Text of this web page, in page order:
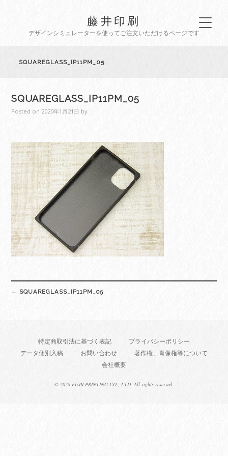
藤井印刷
デザインシミュレーターを使ってご注文いただけるページです
SQUAREGLASS_IP11PM_05
SQUAREGLASS_IP11PM_05
Posted on 2020年1月21日 by
navigation
← SQUAREGLASS_IP11PM_05
特定商取引法に基づく表記
プライバシーポリシー
データ個別入稿
お問い合わせ
著作権、肖像権等について
会社概要
© 2026 FUJII PRINTING CO., LTD. All rights reserved.